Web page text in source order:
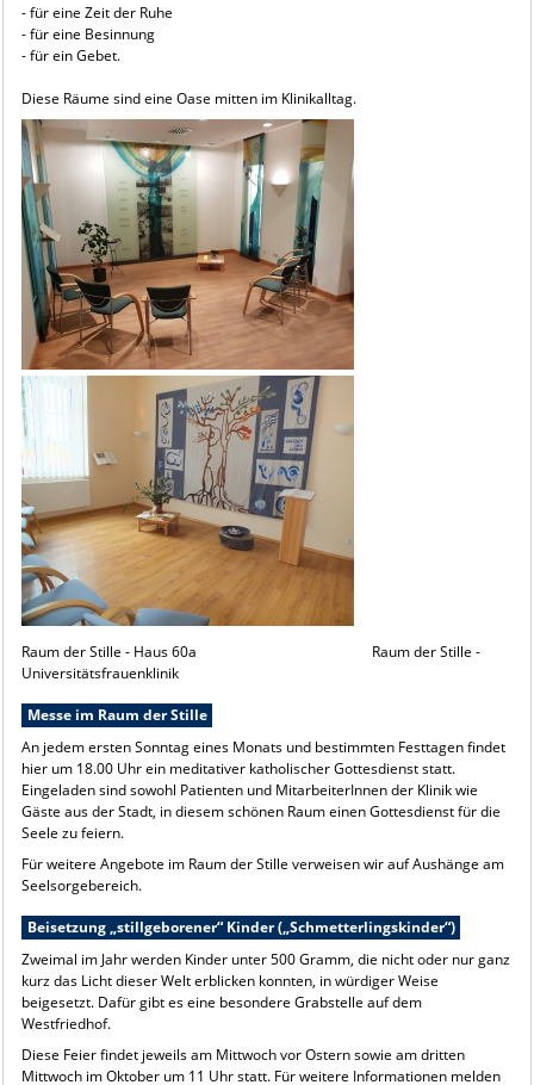
- für eine Zeit der Ruhe
- für eine Besinnung
- für ein Gebet.
Diese Räume sind eine Oase mitten im Klinikalltag.
Raum der Stille - Haus 60a Raum der Stille -
Universitätsfrauenklinik
Messe im Raum der Stille
An jedem ersten Sonntag eines Monats und bestimmten Festtagen findet
hier um 18.00 Uhr ein meditativer katholischer Gottesdienst statt.
Eingeladen sind sowohl Patienten und MitarbeiterInnen der Klinik wie
Gäste aus der Stadt, in diesem schönen Raum einen Gottesdienst für die
Seele zu feiern.
Für weitere Angebote im Raum der Stille verweisen wir auf Aushänge am
Seelsorgebereich.
Beisetzung „stillgeborener“ Kinder („Schmetterlingskinder“)
Zweimal im Jahr werden Kinder unter 500 Gramm, die nicht oder nur ganz
kurz das Licht dieser Welt erblicken konnten, in würdiger Weise
beigesetzt. Dafür gibt es eine besondere Grabstelle auf dem
Westfriedhof.
Diese Feier findet jeweils am Mittwoch vor Ostern sowie am dritten
Mittwoch im Oktober um 11 Uhr statt. Für weitere Informationen melden